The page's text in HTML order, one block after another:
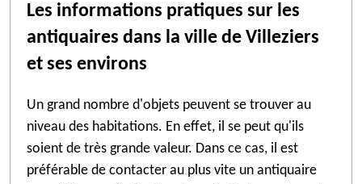
Les informations pratiques sur les
antiquaires dans la ville de Villeziers
et ses environs
Un grand nombre d'objets peuvent se trouver au
niveau des habitations. En effet, il se peut qu'ils
soient de très grande valeur. Dans ce cas, il est
préférable de contacter au plus vite un antiquaire